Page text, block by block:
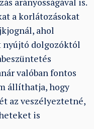
a korlátozásokat
ahol
nyújtó dolgozóktól
valóban fontos
állíthatja, hogy
az veszélyeztetné,
is